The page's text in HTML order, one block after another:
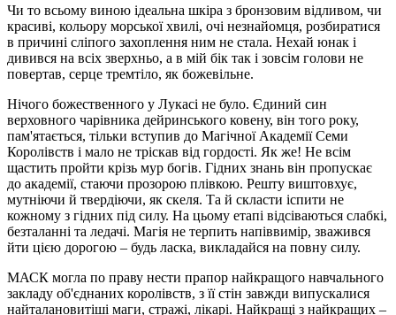
Чи то всьому виною ідеальна шкіра з бронзовим відливом, чи
красиві, кольору морської хвилі, очі незнайомця, розбиратися
в причині сліпого захоплення ним не стала. Нехай юнак і
дивився на всіх зверхньо, ​​а в мій бік так і зовсім голови не
повертав, серце тремтіло, як божевільне.
Нічого божественного у Лукасі не було. Єдиний син
верховного чарівника дейринського ковену, він того року,
пам'ятається, тільки вступив до Магічної Академії Семи
Королівств і мало не тріскав від гордості. Як же! Не всім
щастить пройти крізь мур богів. Гідних знань він пропускає
до академії, стаючи прозорою плівкою. Решту виштовхує,
мутніючи й твердіючи, як скеля. Та й скласти іспити не
кожному з гідних під силу. На цьому етапі відсіваються слабкі,
безталанні та ледачі. Магія не терпить напіввимір, зважився
йти цією дорогою – будь ласка, викладайся на повну силу.
МАСК могла по праву нести прапор найкращого навчального
закладу об'єднаних королівств, з її стін завжди випускалися
найталановитіші маги, стражі, лікарі. Найкращі з найкращих –